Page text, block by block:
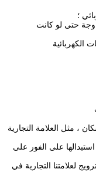
حتى لو كانت
، مثل العلامة التجارية
سيتم استبدالها على الفور على
لعلامتنا التجارية في